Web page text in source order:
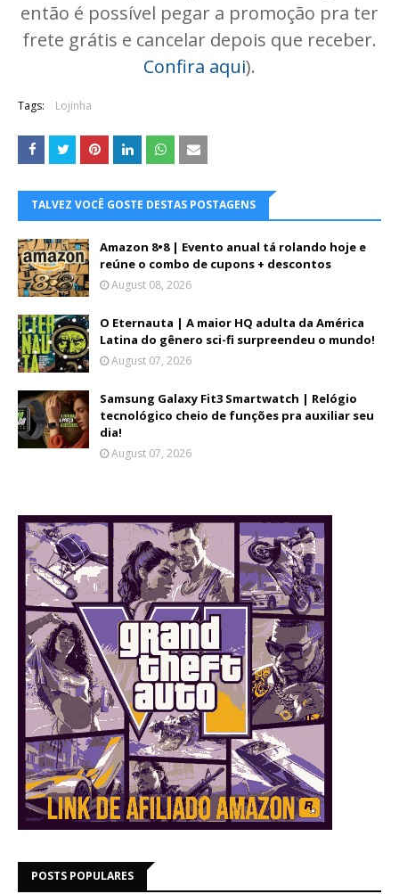
então é possível pegar a promoção pra ter
frete grátis e cancelar depois que receber.
Confira aqui).
Tags: Lojinha
TALVEZ VOCÊ GOSTE DESTAS POSTAGENS
Amazon 8•8 | Evento anual tá rolando hoje e
reúne o combo de cupons + descontos
August 08, 2026
O Eternauta | A maior HQ adulta da América
Latina do gênero sci-fi surpreendeu o mundo!
August 07, 2026
Samsung Galaxy Fit3 Smartwatch | Relógio
tecnológico cheio de funções pra auxiliar seu
dia!
August 07, 2026
POSTS POPULARES